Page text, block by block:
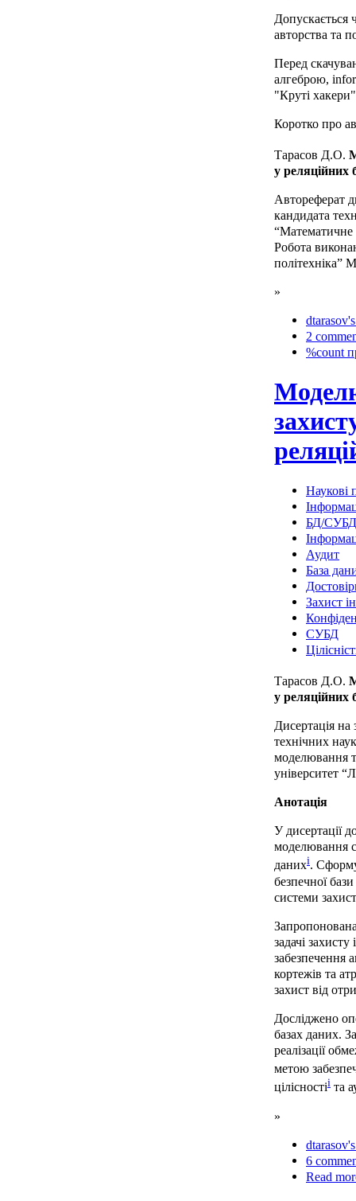
Допускається
авторства та
Перед
алгеброю,
"Круті
Коротко про
Тарасов Д.О.
у реляційних
Автореферат
кандидата
“Математичне
Робота
політехніка”
»
2
%count
Наукові
БД/СУБД
Аудит
База
Захист
СУБД
Тарасов Д.О.
у реляційних
Дисертація на
технічних
моделювання
університет
Анотація
У дисертації
моделювання
данихi.
безпечної
системи
задачі
забезпечення
кортежів та
захист від
Досліджено
базах даних.
реалізації
метою
цілісностіi та
»
6
Read